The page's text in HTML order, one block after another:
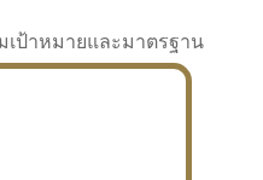
ป้าหมายและมาตรฐาน